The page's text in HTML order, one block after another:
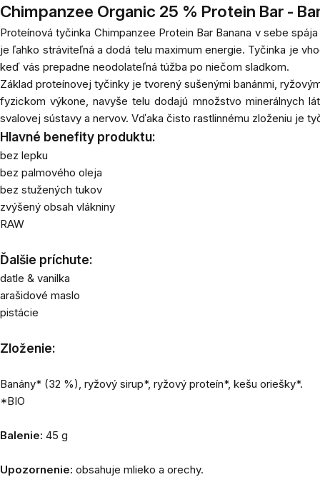
Chimpanzee Organic 25 % Protein Bar -
Proteínová tyčinka Chimpanzee Protein Bar Banana v sebe
je ľahko stráviteľná a dodá telu maximum energie. Tyčinka je
keď vás prepadne neodolateľná túžba po niečom sladkom.
Základ proteínovej tyčinky je tvorený sušenými banánmi,
fyzickom výkone, navyše telu dodajú množstvo minerálnych
svalovej sústavy a nervov. Vďaka čisto rastlinnému zloženiu je
Hlavné benefity produktu:
bez lepku
bez palmového oleja
bez stužených tukov
zvýšený obsah vlákniny
RAW
Ďalšie príchute:
datle & vanilka
arašidové maslo
pistácie
Zloženie:
Banány* (32 %), ryžový sirup*, ryžový proteín*, kešu oriešky*.
*BIO
Balenie: 45 g
Upozornenie: obsahuje mlieko a orechy.